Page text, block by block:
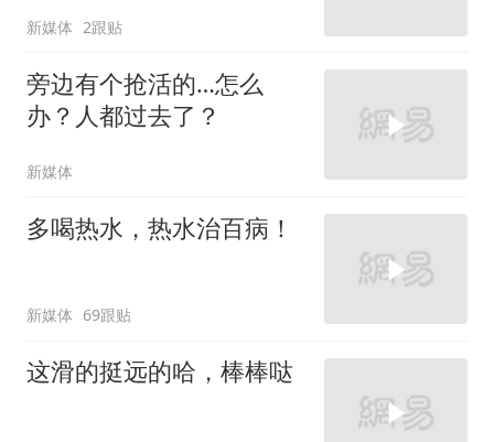
新媒体 2跟贴
旁边有个抢活的…怎么
办？人都过去了？
新媒体
多喝热水，热水治百病！
新媒体 69跟贴
这滑的挺远的哈，棒棒哒